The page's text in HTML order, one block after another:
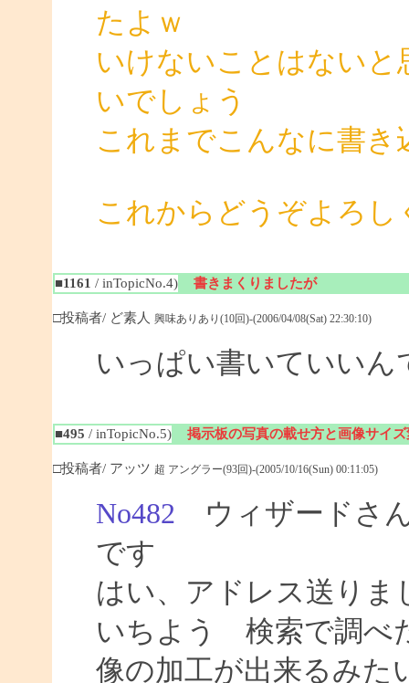
たよｗ
いけないことはない
いでしょう
これまでこんなに書
これからどうぞよろ
■1161 / inTopicNo.4) 書きまくりましたが
□投稿者/ ど素人 興味ありあり(10回)-(2006/04/08(Sat) 22:30:10)
いっぱい書いていい
■495 / inTopicNo.5) 掲示板の写真の載せ方と画像サイ
□投稿者/ アッツ 超 アングラー(93回)-(2005/10/16(Sun) 00:11:05)
No482 ウィザードさ
です
はい、アドレス送りま
いちよう 検索で調べ
像の加工が出来るみた